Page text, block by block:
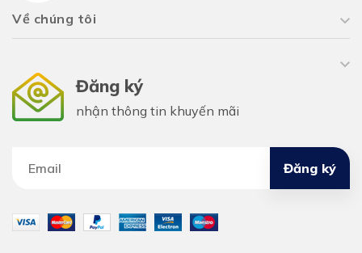
Về chúng tôi
Đăng ký
nhận thông tin khuyến mãi
Đăng ký